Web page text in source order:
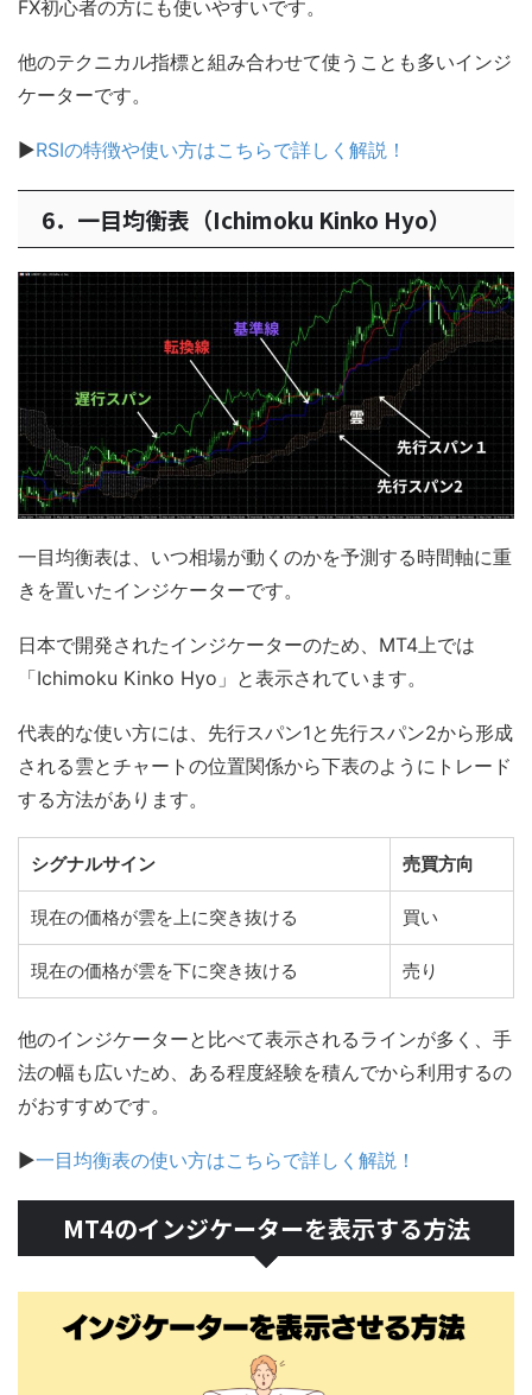
FX初心者の方にも使いやすいです。
他のテクニカル指標と組み合わせて使うことも多いインジ
ケーターです。
▶RSIの特徴や使い方はこちらで詳しく解説！
6．一目均衡表（Ichimoku Kinko Hyo）
一目均衡表は、いつ相場が動くのかを予測する時間軸に重
きを置いたインジケーターです。
日本で開発されたインジケーターのため、MT4上では
「Ichimoku Kinko Hyo」と表示されています。
代表的な使い方には、先行スパン1と先行スパン2から形成
される雲とチャートの位置関係から下表のようにトレード
する方法があります。
シグナルサイン 売買方向
現在の価格が雲を上に突き抜ける 買い
現在の価格が雲を下に突き抜ける 売り
他のインジケーターと比べて表示されるラインが多く、手
法の幅も広いため、ある程度経験を積んでから利用するの
がおすすめです。
▶一目均衡表の使い方はこちらで詳しく解説！
MT4のインジケーターを表示する方法